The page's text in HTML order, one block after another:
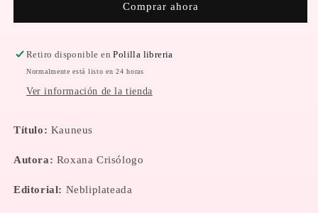
Comprar ahora
Retiro disponible enPolilla libreria
Normalmente está listo en 24 horas
Ver información de la tienda
Título: Kauneus
Autora: Roxana Crisólogo
Editorial: Nebliplateada